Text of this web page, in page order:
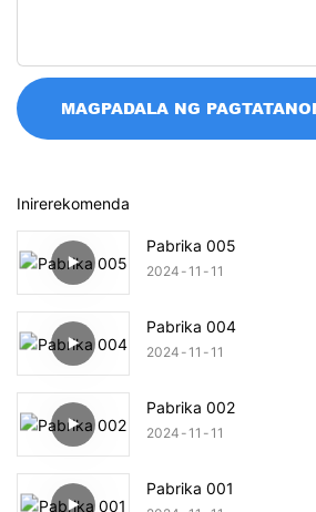
MAGPADALA NG
Inirerekomenda
Pabrika 005
2024 11 11
Pabrika 004
2024 11 11
Pabrika 002
2024 11 11
Pabrika 001